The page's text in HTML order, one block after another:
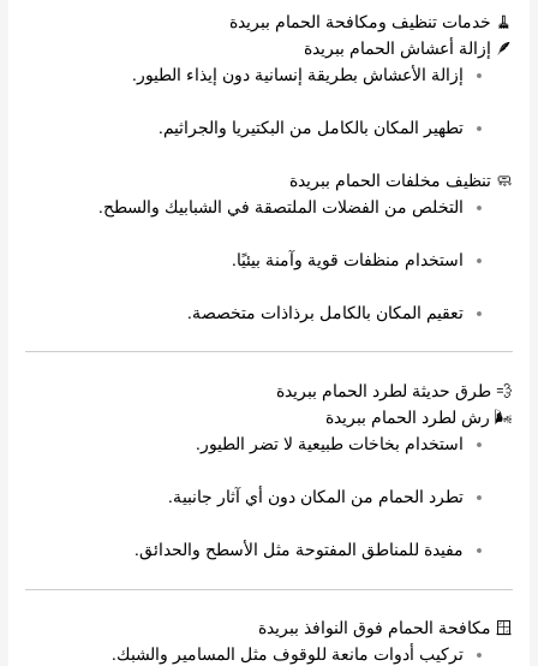
🧹 خدمات تنظيف ومكافحة الحمام ببريدة
🪶 إزالة أعشاش الحمام ببريدة
إزالة الأعشاش بطريقة إنسانية دون إيذاء الطيور.
تطهير المكان بالكامل من البكتيريا والجراثيم.
🧼 تنظيف مخلفات الحمام ببريدة
التخلص من الفضلات الملتصقة في الشبابيك والسطح.
استخدام منظفات قوية وآمنة بيئيًا.
تعقيم المكان بالكامل برذاذات متخصصة.
💨 طرق حديثة لطرد الحمام ببريدة
🌬️ رش لطرد الحمام ببريدة
استخدام بخاخات طبيعية لا تضر الطيور.
تطرد الحمام من المكان دون أي آثار جانبية.
مفيدة للمناطق المفتوحة مثل الأسطح والحدائق.
🪟 مكافحة الحمام فوق النوافذ ببريدة
تركيب أدوات مانعة للوقوف مثل المسامير والشبك.